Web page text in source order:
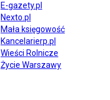
E-gazety.pl
Nexto.pl
Mała księgowość
Kancelarierp.pl
Wieści Rolnicze
Życie Warszawy